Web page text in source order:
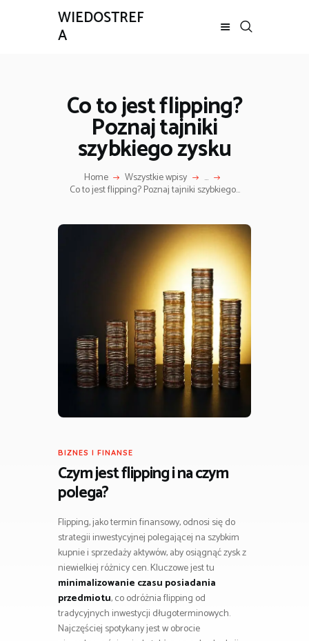
WIEDOSTREF
A
Co to jest flipping?
Poznaj tajniki
szybkiego zysku
Home Wszystkie wpisy ...
Co to jest flipping? Poznaj tajniki szybkiego...
BIZNES I FINANSE
Czym jest flipping i na czym
polega?
Flipping, jako termin finansowy, odnosi się do
strategii inwestycyjnej polegającej na szybkim
kupnie i sprzedaży aktywów, aby osiągnąć zysk z
niewielkiej różnicy cen. Kluczowe jest tu
minimalizowanie czasu posiadania
przedmiotu, co odróżnia flipping od
tradycyjnych inwestycji długoterminowych.
Najczęściej spotykany jest w obrocie